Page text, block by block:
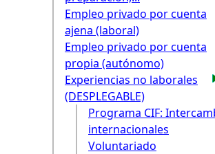
Empleo privado por cuenta
ajena (laboral)
Empleo privado por cuenta
propia (autónomo)
Experiencias no laborales
(DESPLEGABLE)
Programa CIF:
internacionales
Voluntariado